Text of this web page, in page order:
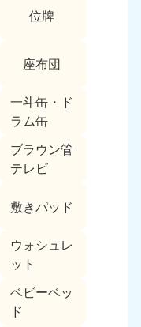
位牌
座布団
一斗缶・ド
ラム缶
ブラウン管
テレビ
敷きパッド
ウォシュレ
ット
ベビーベッ
ド
鹿児島県
1880-9889
1880-9890
19:00 年中無休
沖縄県
1880-9887